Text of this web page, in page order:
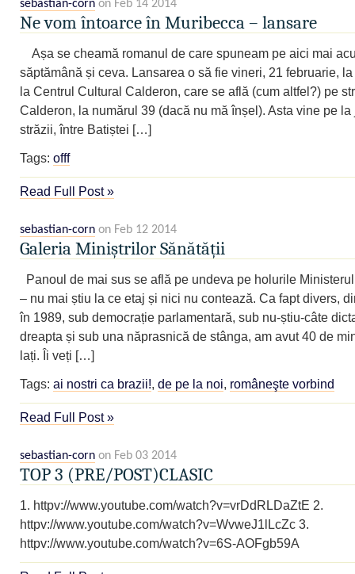
sebastian-corn on Feb 14 2014
Ne vom întoarce în Muribecca – lansare
Așa se cheamă romanul de care spuneam pe aici mai
săptămână și ceva. Lansarea o să fie vineri, 21 februarie,
la Centrul Cultural Calderon, care se află (cum altfel?) pe
Calderon, la numărul 39 (dacă nu mă înșel). Asta vine pe la
străzii, între Batiștei […]
Tags: offf
Read Full Post »
sebastian-corn on Feb 12 2014
Galeria Miniștrilor Sănătății
Panoul de mai sus se află pe undeva pe holurile
– nu mai știu la ce etaj și nici nu contează. Ca fapt divers,
în 1989, sub democrație parlamentară, sub nu-știu-câte
dreapta și sub una năprasnică de stânga, am avut 40 de
lați. Îi veți […]
Tags: ai nostri ca brazii!, de pe la noi, româneşte vorbind
Read Full Post »
sebastian-corn on Feb 03 2014
TOP 3 (PRE/POST)CLASIC
1. httpv://www.youtube.com/watch?v=vrDdRLDaZtE 2.
httpv://www.youtube.com/watch?v=WvweJ1lLcZc 3.
httpv://www.youtube.com/watch?v=6S-AOFgb59A